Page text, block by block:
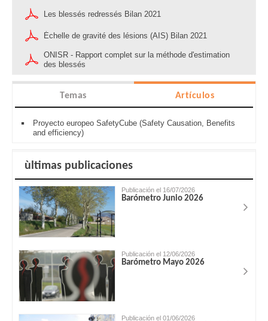
Les blessés redressés Bilan 2021
Échelle de gravité des lésions (AIS) Bilan 2021
ONISR - Rapport complet sur la méthode d'estimation
des blessés
Temas Artículos
Proyecto europeo SafetyCube (Safety Causation, Benefits
and efficiency)
ùltimas publicaciones
Publicación el 16/07/2026
Barómetro Junio 2026
Publicación el 12/06/2026
Barómetro Mayo 2026
Publicación el 01/06/2026